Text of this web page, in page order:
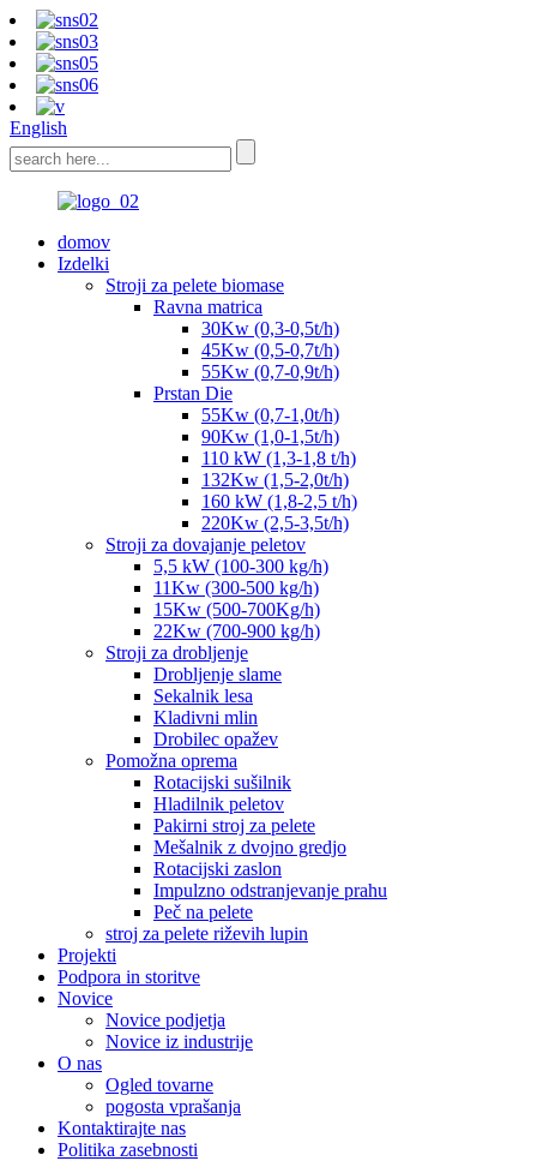
English
domov
Izdelki
Stroji za pelete biomase
Ravna matrica
30Kw (0,3-0,5t/h)
45Kw (0,5-0,7t/h)
55Kw (0,7-0,9t/h)
Prstan Die
55Kw (0,7-1,0t/h)
90Kw (1,0-1,5t/h)
110 kW (1,3-1,8 t/h)
132Kw (1,5-2,0t/h)
160 kW (1,8-2,5 t/h)
220Kw (2,5-3,5t/h)
Stroji za dovajanje peletov
5,5 kW (100-300 kg/h)
11Kw (300-500 kg/h)
15Kw (500-700Kg/h)
22Kw (700-900 kg/h)
Stroji za drobljenje
Drobljenje slame
Sekalnik lesa
Kladivni mlin
Drobilec opažev
Pomožna oprema
Rotacijski sušilnik
Hladilnik peletov
Pakirni stroj za pelete
Mešalnik z dvojno gredjo
Rotacijski zaslon
Impulzno odstranjevanje prahu
Peč na pelete
stroj za pelete riževih lupin
Projekti
Podpora in storitve
Novice
Novice podjetja
Novice iz industrije
O nas
Ogled tovarne
pogosta vprašanja
Kontaktirajte nas
Politika zasebnosti